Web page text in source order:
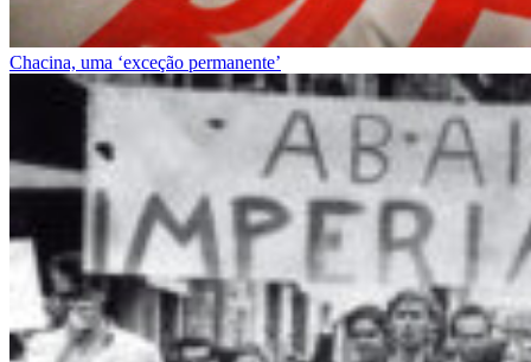
Chacina, uma ‘exceção permanente’